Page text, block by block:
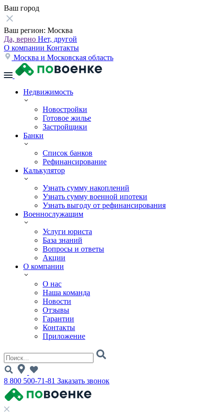
Ваш город
Ваш регион: Москва
Да, верно Нет, другой
О компании Контакты
Москва и Московская область
Недвижимость
Новостройки
Готовое жилье
Застройщики
Банки
Список банков
Рефинансирование
Калькулятор
Узнать сумму накоплений
Узнать сумму военной ипотеки
Узнать выгоду от рефинансирования
Военнослужащим
Услуги юриста
База знаний
Вопросы и ответы
Акции
О компании
О нас
Наша команда
Новости
Отзывы
Гарантии
Контакты
Приложение
8 800 500-71-81 Заказать звонок